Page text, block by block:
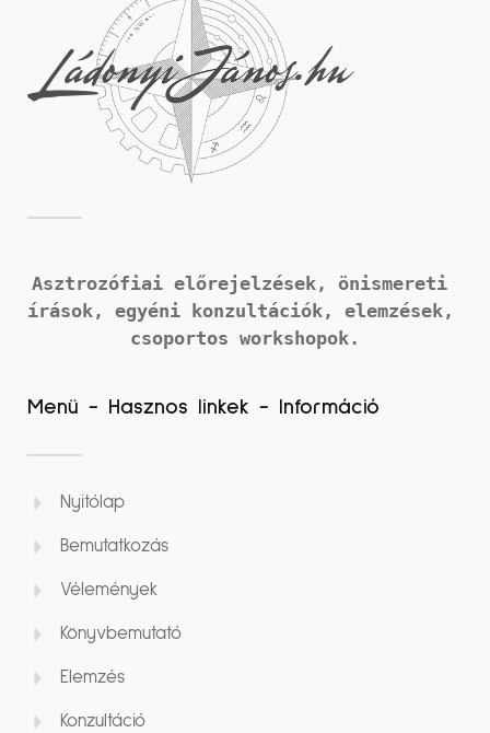
Asztrozófiai előrejelzések, önismereti
írások,
csoportos workshopok.
Menü - Hasznos linkek - Információ
Nyitólap
Bemutatkozás
Vélemények
Könyvbemutató
Elemzés
Konzultáció